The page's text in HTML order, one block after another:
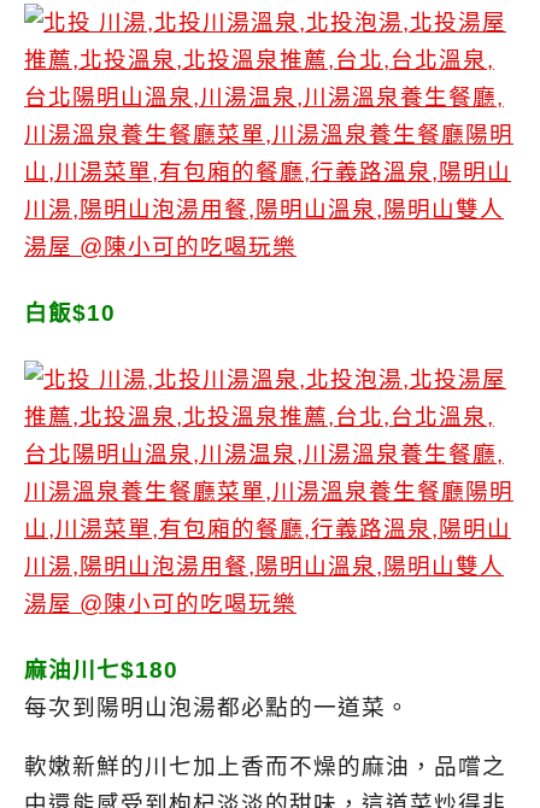
白飯$10
麻油川七$180
每次到陽明山泡湯都必點的一道菜。
軟嫩新鮮的川七加上香而不燥的麻油，品嚐之